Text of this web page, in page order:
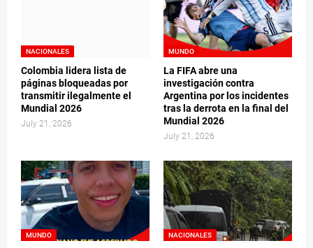
NACIONALES
Colombia lidera lista de
páginas bloqueadas por
transmitir ilegalmente el
Mundial 2026
July 21, 2026
MUNDO
La FIFA abre una
investigación contra
Argentina por los incidentes
tras la derrota en la final del
Mundial 2026
July 21, 2026
MUNDO NACIONALES